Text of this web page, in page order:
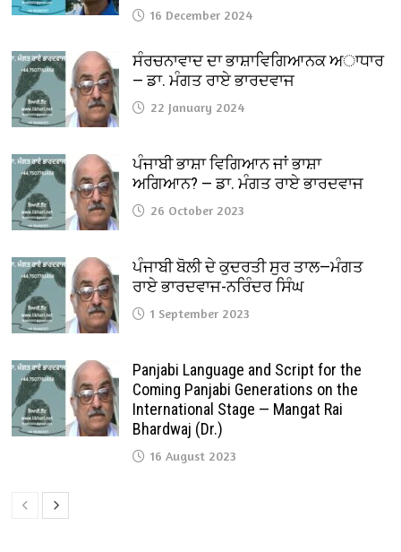
16 December 2024
ਸੰਰਚਨਾਵਾਦ ਦਾ ਭਾਸ਼ਾਵਿਗਿਆਨਕ ਅਾਧਾਰ
— ਡਾ. ਮੰਗਤ ਰਾਏ ਭਾਰਦਵਾਜ
22 January 2024
ਪੰਜਾਬੀ ਭਾਸ਼ਾ ਵਿਗਿਆਨ ਜਾਂ ਭਾਸ਼ਾ
ਅਗਿਆਨ? — ਡਾ. ਮੰਗਤ ਰਾਏ ਭਾਰਦਵਾਜ
26 October 2023
ਪੰਜਾਬੀ ਬੋਲੀ ਦੇ ਕੁਦਰਤੀ ਸੁਰ ਤਾਲ—ਮੰਗਤ
ਰਾਏ ਭਾਰਦਵਾਜ-ਨਰਿੰਦਰ ਸਿੰਘ
1 September 2023
Panjabi Language and Script for the
Coming Panjabi Generations on the
International Stage — Mangat Rai
Bhardwaj (Dr.)
16 August 2023